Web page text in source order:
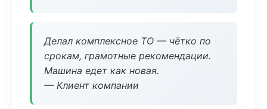
Делал комплексное ТО — чётко по
срокам, грамотные рекомендации.
Машина едет как новая.
— Клиент компании